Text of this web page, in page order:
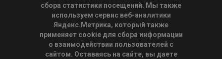
сбора статистики посещений. Мы также
используем сервис веб-аналитики
Яндекс.Метрика, который также
применяет cookie для сбора информации
о взаимодействии пользователей с
сайтом. Оставаясь на сайте, вы даете